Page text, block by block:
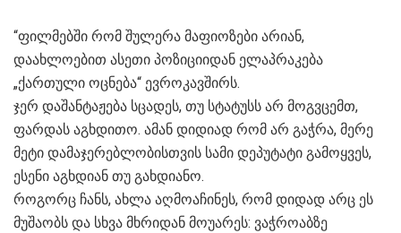
“ფილმებში რომ შულერა მაფიოზები არიან,
დაახლოებით ასეთი პოზიციიდან ელაპრაკება
„ქართული ოცნება“ ევროკავშირს.
ჯერ დაშანტაჟება სცადეს, თუ სტატუსს არ მოგვცემთ,
ფარდას აგხდითო. ამან დიდიად რომ არ გაჭრა, მერე
მეტი დამაჯერებლობისთვის სამი დეპუტატი გამოყვეს,
ესენი აგხდიან თუ გახდიანო.
როგორც ჩანს, ახლა აღმოაჩინეს, რომ დიდად არც ეს
მუშაობს და სხვა მხრიდან მოუარეს: ვაჭროაბზე